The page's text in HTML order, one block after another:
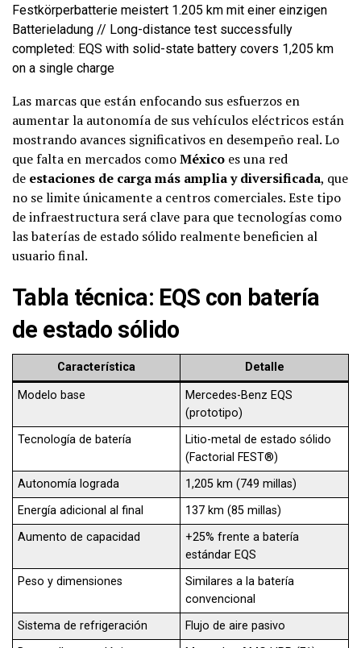
Festkörperbatterie meistert 1.205 km mit einer einzigen
Batterieladung // Long-distance test successfully
completed: EQS with solid-state battery covers 1,205 km
on a single charge
Las marcas que están enfocando sus esfuerzos en
aumentar la autonomía de sus vehículos eléctricos están
mostrando avances significativos en desempeño real. Lo
que falta en mercados comoMéxico es una red
de estaciones de carga más amplia y diversificada, que
no se limite únicamente a centros comerciales. Este tipo
de infraestructura será clave para que tecnologías como
las baterías de estado sólido realmente beneficien al
usuario final.
Tabla técnica: EQS con batería
de estado sólido
Característica Detalle
Modelo base
Mercedes-Benz EQS
(prototipo)
Tecnología de batería
Litio-metal de estado sólido
(Factorial FEST®)
Autonomía lograda
1,205 km (749 millas)
Energía adicional al final
137 km (85 millas)
Aumento de capacidad
+25% frente a batería
estándar EQS
Peso y dimensiones
Similares a la batería
convencional
Sistema de refrigeración
Flujo de aire pasivo